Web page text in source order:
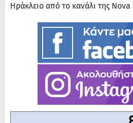
Ηράκλειο από το κανάλι της